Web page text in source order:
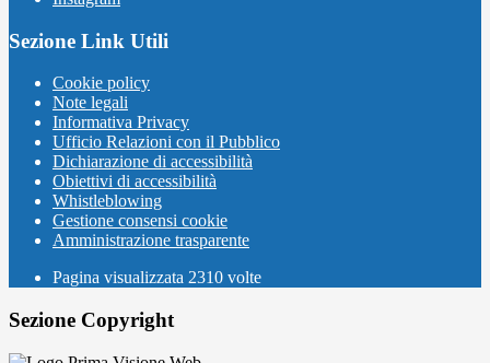
Sezione Link Utili
Cookie policy
Note legali
Informativa Privacy
Ufficio Relazioni con il Pubblico
Dichiarazione di accessibilità
Obiettivi di accessibilità
Whistleblowing
Gestione consensi cookie
Amministrazione trasparente
Pagina visualizzata 2310 volte
Sezione Copyright